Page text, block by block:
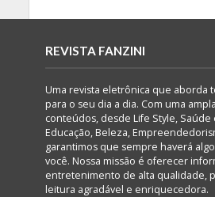
REVISTA FANZINI
Uma revista eletrônica que aborda
para o seu dia a dia. Com uma
conteúdos, desde Life Style, Saúde
Educação, Beleza,
garantimos que sempre haverá
você. Nossa missão é oferecer
entretenimento de alta qualidade,
leitura agradável e enriquecedora.